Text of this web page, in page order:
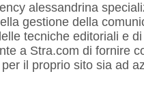
alessandrina
gestione della
tecniche editoriali e
a Stra.com di fornire
il proprio sito sia ad